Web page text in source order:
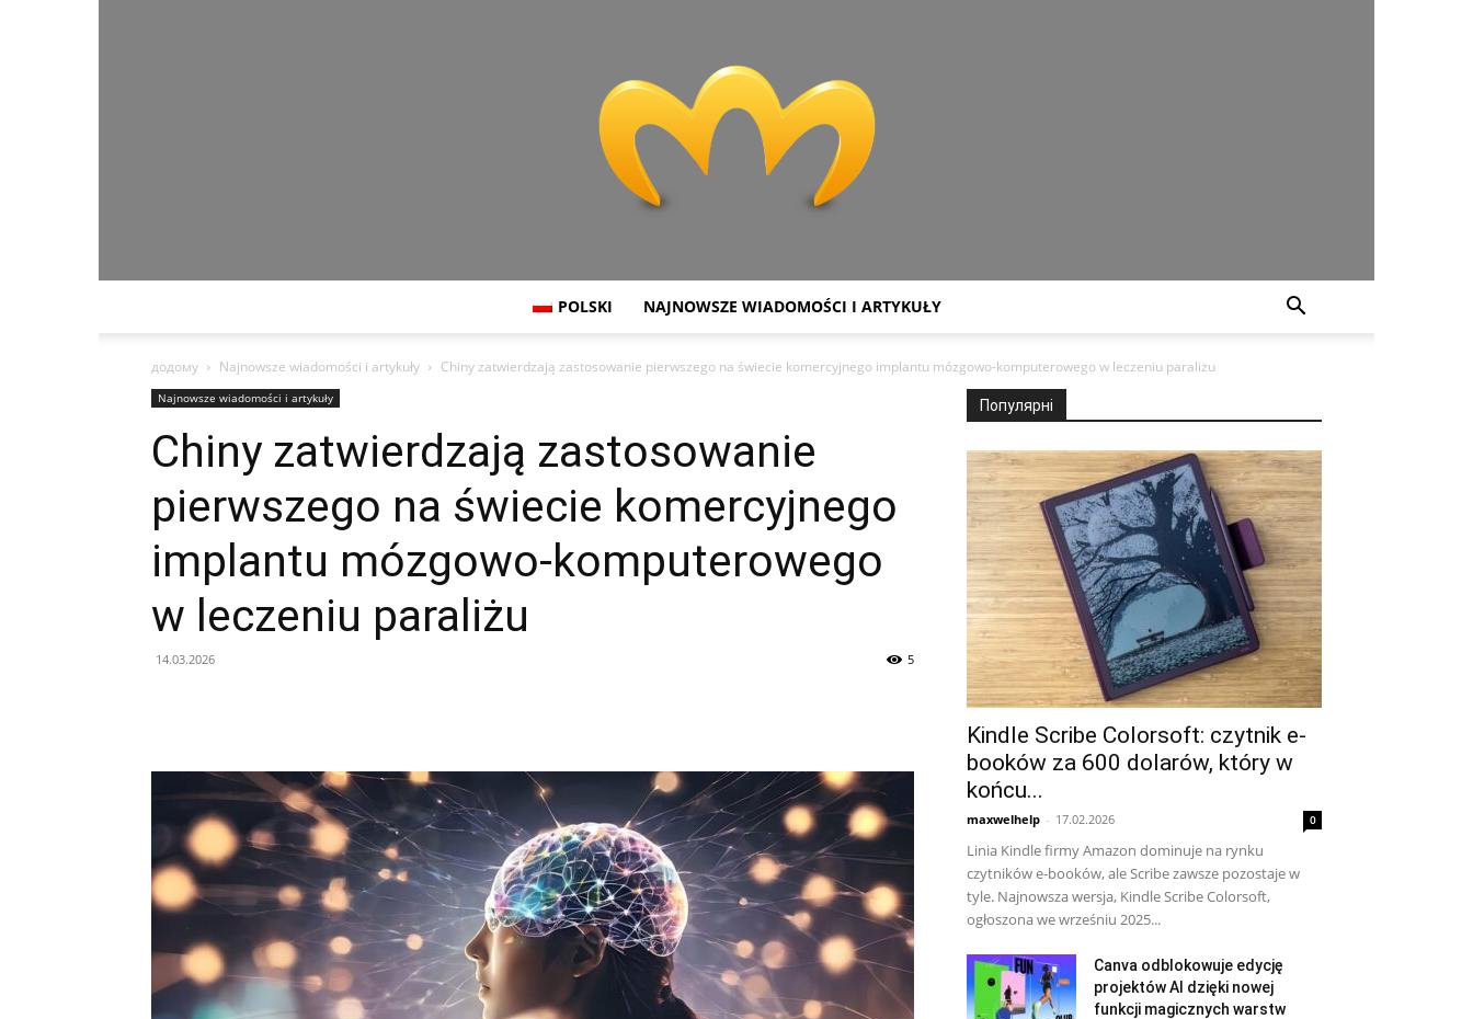
POLSKI NAJNOWSZE WIADOMOŚCI I ARTYKUŁY
додому Najnowsze wiadomości i artykuły Chiny zatwierdzają zastosowanie pierwszego na świecie komercyjnego implantu mózgowo-komputerowego w leczeniu paraliżu
Najnowsze wiadomości i artykuły
Chiny zatwierdzają zastosowanie
pierwszego na świecie komercyjnego
implantu mózgowo-komputerowego
w leczeniu paraliżu
14.03.2026 5
Популярні
Kindle Scribe Colorsoft: czytnik e-
booków za 600 dolarów, który w
końcu...
maxwelhelp - 17.02.2026 0
Linia Kindle firmy Amazon dominuje na rynku
czytników e-booków, ale Scribe zawsze pozostaje w
tyle. Najnowsza wersja, Kindle Scribe Colorsoft,
ogłoszona we wrześniu 2025...
Canva odblokowuje edycję
projektów AI dzięki nowej
funkcji magicznych warstw